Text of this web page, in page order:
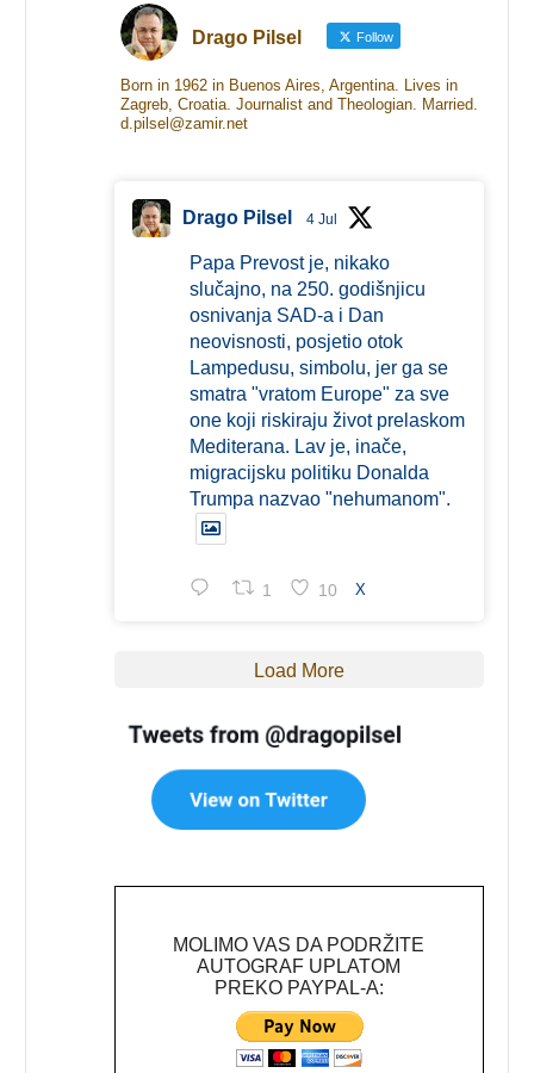
Drago Pilsel Follow
Born in 1962 in Buenos Aires, Argentina. Lives in
Zagreb, Croatia. Journalist and Theologian. Married.
d.pilsel@zamir.net
Drago Pilsel 4 Jul
Papa Prevost je, nikako
slučajno, na 250. godišnjicu
osnivanja SAD-a i Dan
neovisnosti, posjetio otok
Lampedusu, simbolu, jer ga se
smatra "vratom Europe" za sve
one koji riskiraju život prelaskom
Mediterana. Lav je, inače,
migracijsku politiku Donalda
Trumpa nazvao "nehumanom".
1 10 X
Load More
MOLIMO VAS DA PODRŽITE
AUTOGRAF UPLATOM
PREKO PAYPAL-A: